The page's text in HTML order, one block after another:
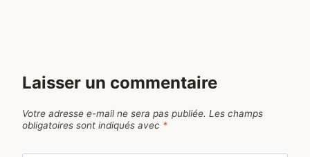
Laisser un commentaire
Votre adresse e-mail ne sera pas publiée. Les champs
obligatoires sont indiqués avec *